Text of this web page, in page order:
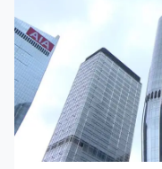
交易所簽訂合作備忘
交所行政總裁陳翊庭
觸很多本地企業，我
哈薩克斯坦的企業，
根據港交所與當地阿
忘錄，雙方將會在大
以及支持早期採礦融
作，主要涉及拓展跨